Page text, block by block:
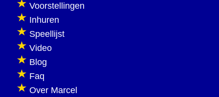
Voorstellingen
Inhuren
Speellijst
Video
Blog
Faq
Over Marcel